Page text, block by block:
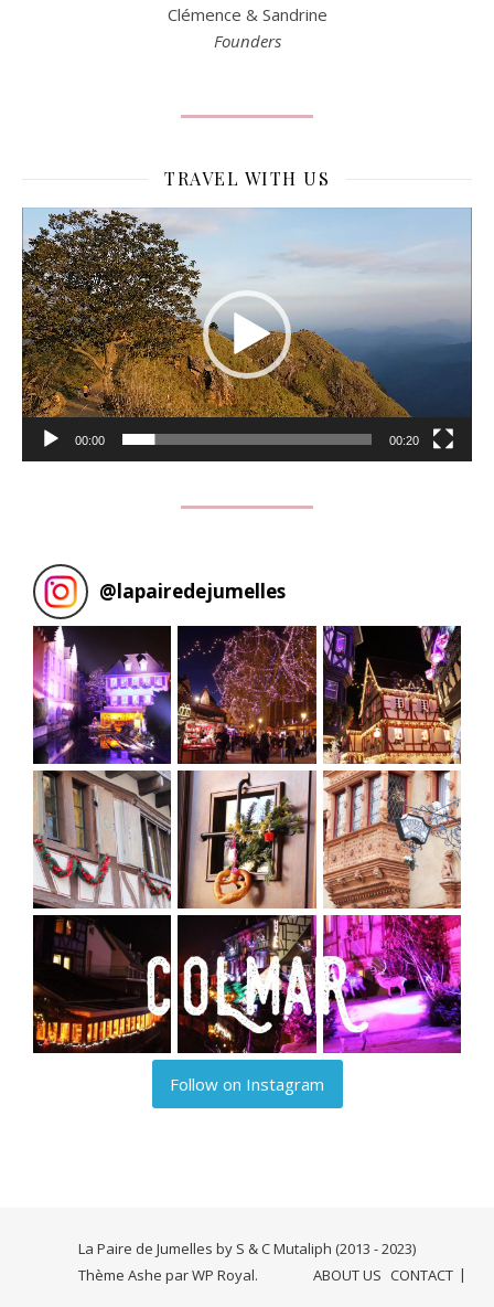
Clémence & Sandrine
Founders
TRAVEL WITH US
Lecteur
vidéo
00:00 00:20
@lapairedejumelles
Follow on Instagram
La Paire de Jumelles by S & C Mutaliph (2013 - 2023)
ABOUT US CONTACT
Thème Ashe parWP Royal.